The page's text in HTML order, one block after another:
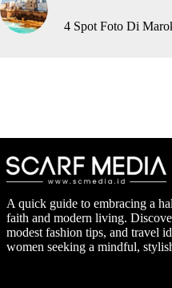
4 Spot Foto Di
A quick guide to embracing a
faith and modern living.
modest fashion tips, and travel
women seeking a mindful,